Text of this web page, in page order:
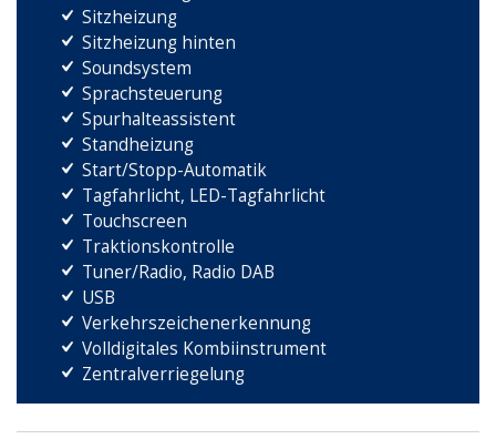
Sitzheizung
Sitzheizung hinten
Soundsystem
Sprachsteuerung
Spurhalteassistent
Standheizung
Start/Stopp-Automatik
Tagfahrlicht, LED-Tagfahrlicht
Touchscreen
Traktionskontrolle
Tuner/Radio, Radio DAB
USB
Verkehrszeichenerkennung
Volldigitales Kombiinstrument
Zentralverriegelung